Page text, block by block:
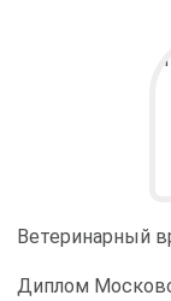
Ветеринарный
Диплом